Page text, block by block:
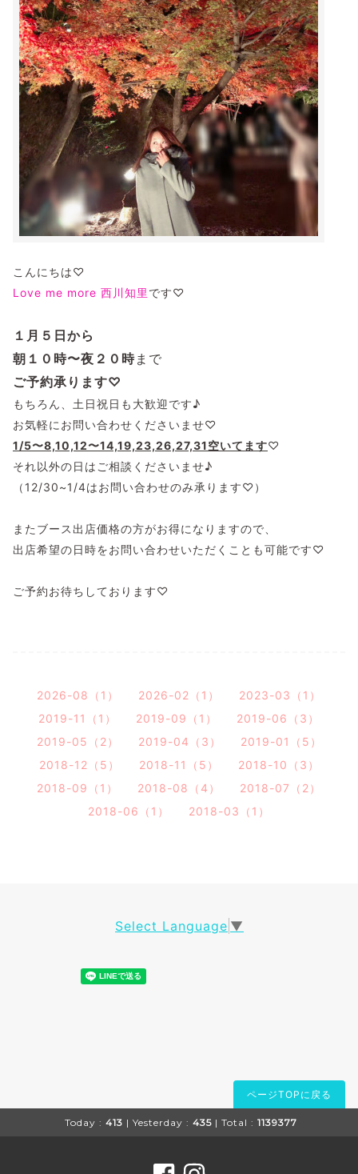
こんにちは♡
Love me more 西川知里 です♡
１月５日から
朝１０時〜夜２０時まで
ご予約承ります♡
もちろん、土日祝日も大歓迎です♪
お気軽にお問い合わせくださいませ♡
1/5〜8,10,12〜14,19,23,26,27,31空いてます♡
それ以外の日はご相談くださいませ♪
（12/30~1/4はお問い合わせのみ承ります♡）
またブース出店価格の方がお得になりますので、
出店希望の日時をお問い合わせいただくことも可能です♡
ご予約お待ちしております♡
2026-08（1） 2026-02（1）
2023-03（1）
2019-11（1）
2019-09（1）
2019-06（3）
2019-05（2）
2019-04（3）
2019-01（5）
2018-12（5）
2018-11（5）
2018-10（3）
2018-09（1）
2018-08（4）
2018-07（2）
2018-06（1）
2018-03（1）
Select Language ▼
ページTOPに戻る
Today : 413 | Yesterday : 435 | Total : 1139377